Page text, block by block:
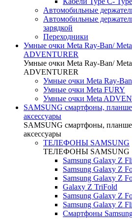
Автомобильные
Автомобильные
зарядкой
Переходники
Умные очки Meta Ray-Ban/
ADVENTURER
Умные очки Meta Ray-Ban/
ADVENTURER
Умные очки Meta Ray-Ban
Умные очки Meta FURY
Умные очки Meta
SAMSUNG cмартфоны,
аксессуары
SAMSUNG cмартфоны,
аксессуары
ТЕЛЕФОНЫ SAMSUNG
ТЕЛЕФОНЫ SAMSUNG
Samsung Galaxy Z
Samsung Galaxy Z
Samsung Galaxy Z
Galaxy Z TriFold
Samsung Galaxy Z
Samsung Galaxy Z
Смартфоны